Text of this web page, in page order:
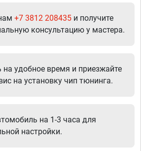
+7 3812 208435 и получите
консультацию у мастера.
на удобное время и приезжайте
на установку чип тюнинга.
на 1-3 часа для
настройки.